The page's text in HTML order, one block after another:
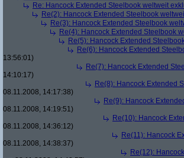
Re: Hancock Extended Steelbook weltweit
Re(2): Hancock Extended Steelbook
Re(3): Hancock Extended Steelbook
Re(4): Hancock Extended Steelbook
Re(5): Hancock Extended
Re(6): Hancock Extended
13:56:01)
Re(7): Hancock Extended
14:10:17)
Re(8): Hancock Extended
08.11.2008, 14:17:38)
Re(9): Hancock
08.11.2008, 14:19:51)
Re(10): Hancock
08.11.2008, 14:36:12)
Re(11): Hancock
08.11.2008, 14:38:37)
Re(12):